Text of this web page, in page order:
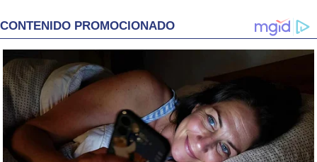
CONTENIDO PROMOCIONADO